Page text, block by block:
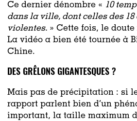
Ce dernier dénombre « 10
dans la ville, dont celles des 18
violentes. » Cette fois, le doute
La vidéo a bien été tournée à
Chine.
DES GRÊLONS GIGANTESQUES ?
Mais pas de précipitation : si
rapport parlent bien d’un
important, la taille maximum